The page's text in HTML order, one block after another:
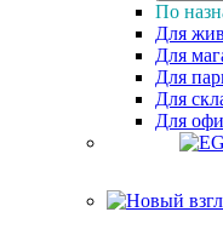
По
Для
Для
Для
Для
Для